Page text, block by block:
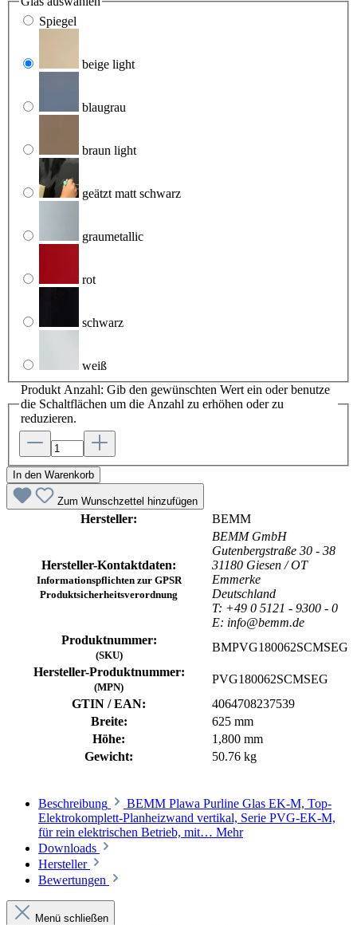
Spiegel
beige light
blaugrau
braun light
geätzt matt schwarz
graumetallic
rot
schwarz
weiß
Produkt Anzahl: Gib den gewünschten Wert ein oder benutze
die Schaltflächen um die Anzahl zu erhöhen oder zu
reduzieren.
In den Warenkorb
Zum Wunschzettel hinzufügen
Hersteller: BEMM
Hersteller-Kontaktdaten:
Informationspflichten zur GPSR
Produktsicherheitsverordnung
BEMM GmbH
Gutenbergstraße 30 - 38
31180 Giesen / OT
Emmerke
Deutschland
T: +49 0 5121 - 9300 - 0
E: info@bemm.de
Produktnummer:
(SKU)
BMPVG180062SCMSEG
Hersteller-Produktnummer:
(MPN)
PVG180062SCMSEG
GTIN / EAN:
4064708237539
Breite:
625 mm
Höhe:
1,800 mm
Gewicht:
50.76 kg
Beschreibung
BEMM Plawa Purline Glas EK-M, Top-
Elektrokomplett-Planheizwand vertikal, Serie PVG-EK-M,
für rein elektrischen Betrieb, mit… Mehr
Downloads
Hersteller
Bewertungen
Menü schließen